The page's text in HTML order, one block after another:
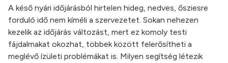
A késő nyári időjárásból hirtelen hideg, nedves, ősziesre
forduló idő nem kíméli a szervezetet. Sokan nehezen
kezelik az időjárás változást, mert ez komoly testi
fájdalmakat okozhat, többek között felerősítheti a
meglévő ízületi problémákat is. Milyen segítség létezik